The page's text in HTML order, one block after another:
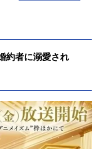
約者に溺愛され